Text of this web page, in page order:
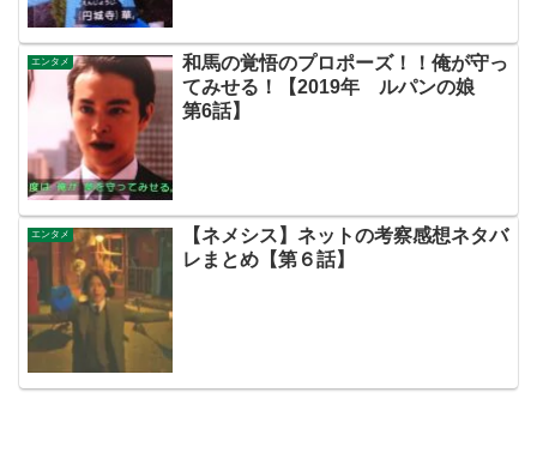
エンタメ
和馬の覚悟のプロポーズ！！俺が守っ
てみせる！【2019年 ルパンの娘
第6話】
エンタメ
【ネメシス】ネットの考察感想ネタバ
レまとめ【第６話】